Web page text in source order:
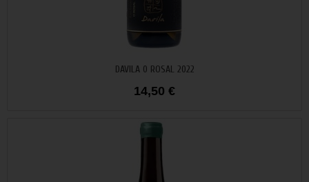
Añadir al carritoDAVILA 0 ROSAL 2022
14,50 €